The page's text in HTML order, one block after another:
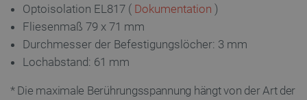
Optoisolation EL817 ( Dokumentation )
Fliesenmaß 79 x 71 mm
Durchmesser der Befestigungslöcher: 3 mm
Lochabstand: 61 mm
* Die maximale Berührungsspannung hängt von der Art der